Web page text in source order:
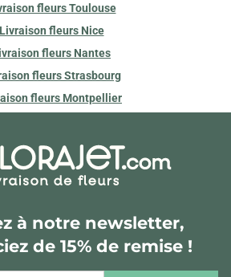
fleurs Toulouse
Livraison fleurs Nice
fleurs Nantes
fleurs Strasbourg
fleurs Montpellier
à notre newsletter,
de 15% de remise !